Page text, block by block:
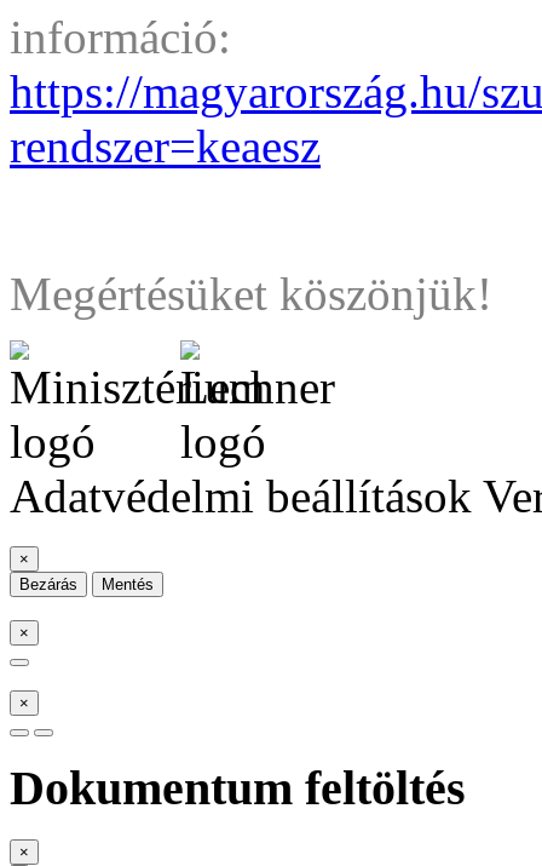
információ:
https://magyarország.hu/
rendszer=keaesz
Megértésüket köszönjük!
Adatvédelmi beállítások
×
Bezárás
Mentés
×
×
Dokumentum feltöltés
×